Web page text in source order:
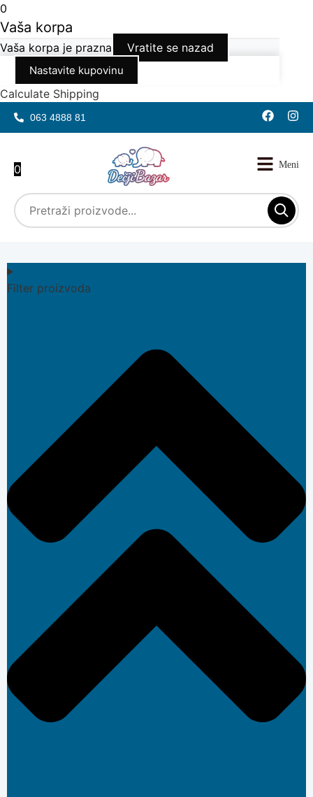
0
Vaša korpa
Vaša korpa je prazna Vratite se nazad
Nastavite kupovinu
Calculate Shipping
063 4888 81
0
Filter proizvoda